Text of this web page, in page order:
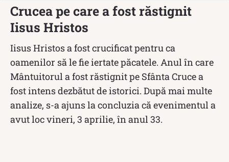
Crucea pe care a fost răstignit
Iisus Hristos
Iisus Hristos a fost crucificat pentru ca
oamenilor să le fie iertate păcatele. Anul în care
Mântuitorul a fost răstignit pe Sfânta Cruce a
fost intens dezbătut de istorici. După mai multe
analize, s-a ajuns la concluzia că evenimentul a
avut loc vineri, 3 aprilie, în anul 33.